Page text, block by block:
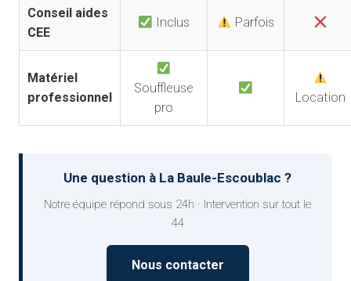
Conseil aides
CEE
Inclus Parfois
Matériel
professionnel
Souffleuse
pro
Location
Une question à La Baule-Escoublac ?
Notre équipe répond sous 24h · Intervention sur tout le
44
Nous contacter